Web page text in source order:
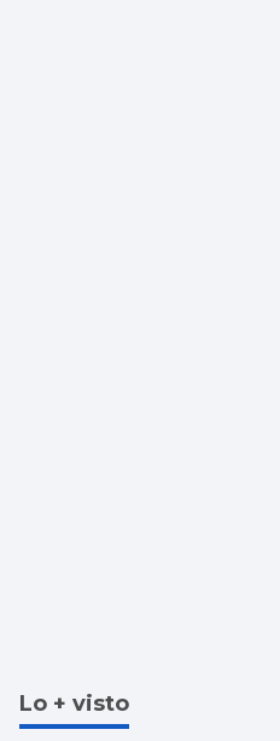
Lo + visto